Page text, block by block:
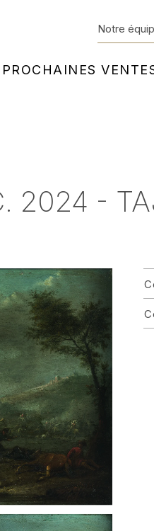
Notre
2024 -